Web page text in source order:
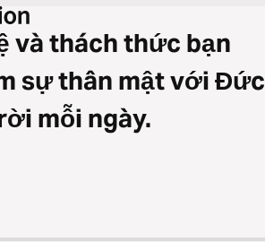
và thách thức bạn
sự thân mật với Đức
mỗi ngày.